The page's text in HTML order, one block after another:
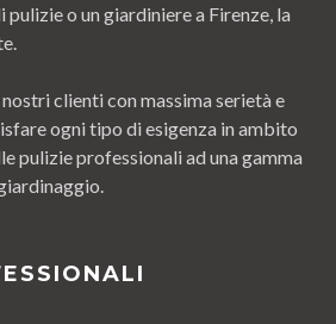
pulizie o un giardiniere a Firenze, la
clienti con massima serietà e
ogni tipo di esigenza in ambito
pulizie professionali ad una gamma